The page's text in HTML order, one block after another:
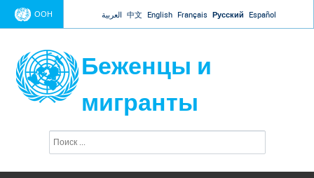
Jump to navigation
ООН العربية 中文 English Français Русский Español
Беженцы и
мигранты
и